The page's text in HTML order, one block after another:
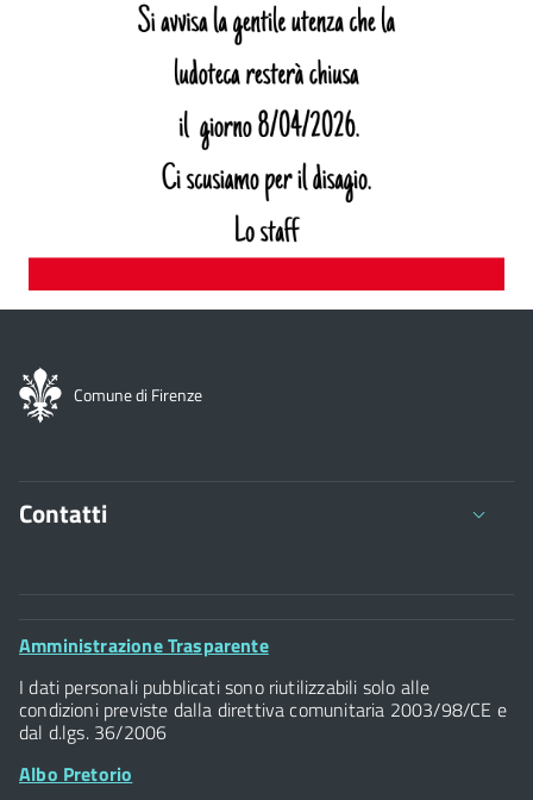
Comune di Firenze
Contatti
Comune di Firenze
Palazzo Vecchio
Piazza della Signoria - 50122, Firenze
P.IVA 01307110484
Posta Elettronica Certificata
Footer
Amministrazione Trasparente
I dati personali pubblicati sono riutilizzabili solo alle
condizioni previste dalla direttiva comunitaria 2003/98/CE e
dal d.lgs. 36/2006
Albo Pretorio